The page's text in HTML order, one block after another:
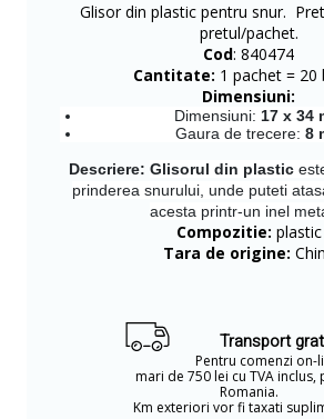
Glisor din plastic pentru snur.
pretul/pachet.
Cod: 840474
Cantitate: 1 pachet = 20
Dimensiuni:
Dimensiuni: 17 x 34
Gaura de trecere: 8
Descriere: Glisorul din plastic
prinderea snurului, unde puteti
acesta printr-un inel
Compozitie: plastic
Tara de origine:
Transport
Pentru comenzi on-
mari de 750 lei cu TVA inclus,
Romania.
Km exteriori vor fi taxati